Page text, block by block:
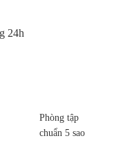
24h
Phòng tập
chuẩn 5 sao